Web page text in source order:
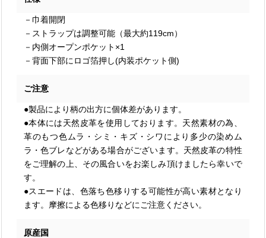
－巾着開閉
－ストラップは調整可能（最大約119cm）
－内側オープンポケット×1
－背面下部にロゴ箔押し(内装ポケット側)
ご注意
●製品により柄の出方に個体差があります。
●本体には天然皮革を使用しております。天然素材の為、
革のもつ色ムラ・シミ・キズ・シワにより多少の染めム
ラ・色ブレなどがある場合がございます。天然皮革の特性
をご理解の上、その風合いをお楽しみ頂けましたら幸いで
す。
●スエードは、色落ち色移りする可能性が高い素材となり
ます。摩擦による色移りなどにご注意ください。
原産国